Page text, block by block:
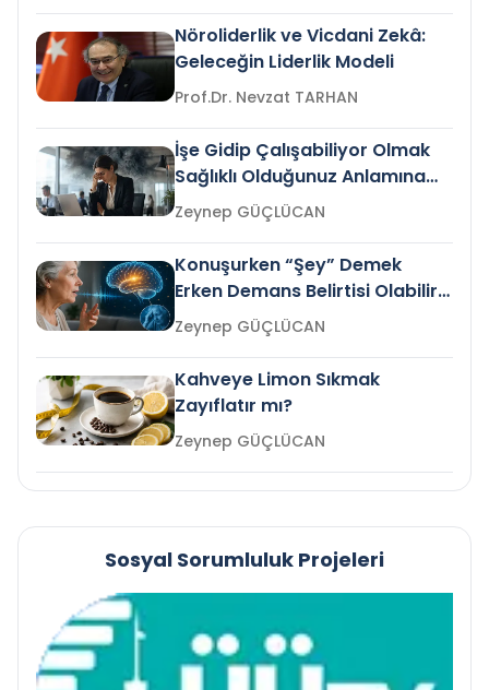
Nöroliderlik ve Vicdani Zekâ:
Geleceğin Liderlik Modeli
Prof.Dr. Nevzat TARHAN
İşe Gidip Çalışabiliyor Olmak
Sağlıklı Olduğunuz Anlamına
Gelir mi?Zeynep GÜÇLÜCAN
Konuşurken “Şey” Demek
Erken Demans Belirtisi Olabilir
mi?
Zeynep GÜÇLÜCAN
Kahveye Limon Sıkmak
Zayıflatır mı?
Zeynep GÜÇLÜCAN
Sosyal Sorumluluk Projeleri